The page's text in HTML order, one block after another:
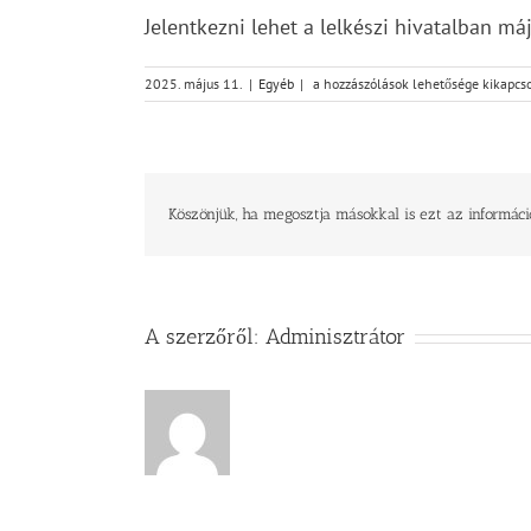
Jelentkezni lehet a lelkészi hivatalban
2025. május 11. | Egyéb | Egyházmegyei
presbiteri
bejegyzéshez
a hozzászólások lehetősége
Köszönjük, ha megosztja másokkal is ezt az
A szerzőről: Adminisztrátor